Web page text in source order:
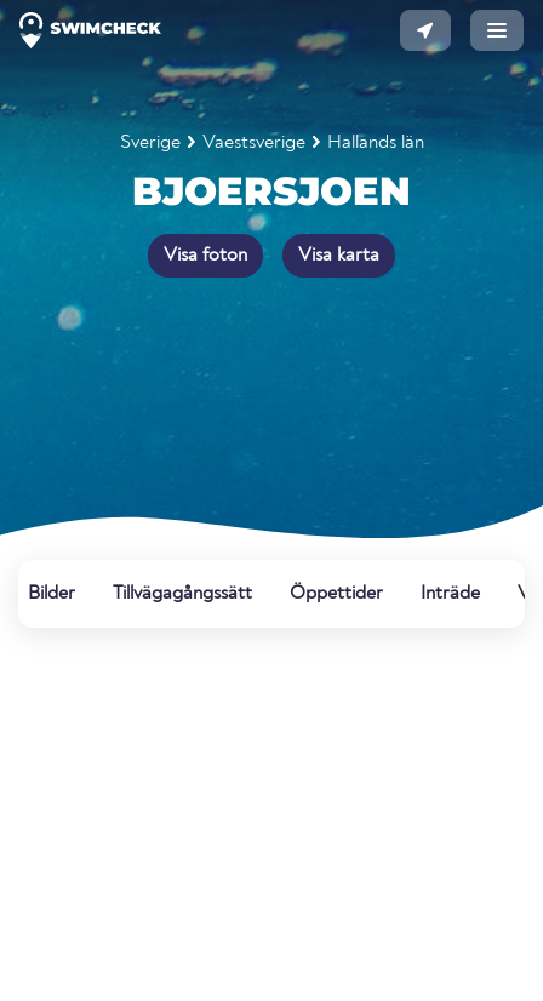
Sverige Vaestsverige Hallands län
BJOERSJOEN
Visa foton Visa karta
Bilder Tillvägagångssätt Öppettider Inträde